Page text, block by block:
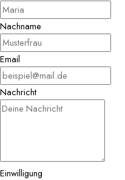
Nachname
Email
Nachricht
Einwilligung